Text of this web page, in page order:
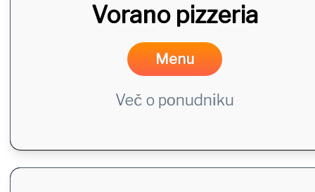
Vorano pizzeria
Menu
Več o ponudniku